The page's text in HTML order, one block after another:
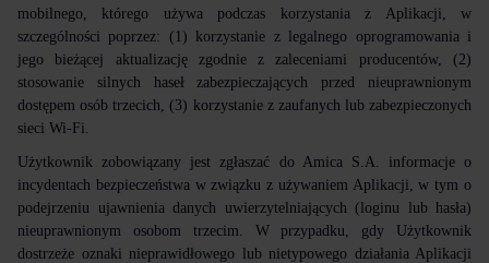
mobilnego, którego używa podczas korzystania z Aplikacji, w
szczególności poprzez: (1) korzystanie z legalnego oprogramowania i
jego bieżącej aktualizację zgodnie z zaleceniami producentów, (2)
stosowanie silnych haseł zabezpieczających przed nieuprawnionym
dostępem osób trzecich, (3) korzystanie z zaufanych lub zabezpieczonych
sieci Wi-Fi.
Użytkownik zobowiązany jest zgłaszać do Amica S.A. informacje o
incydentach bezpieczeństwa w związku z używaniem Aplikacji, w tym o
podejrzeniu ujawnienia danych uwierzytelniających (loginu lub hasła)
nieuprawnionym osobom trzecim. W przypadku, gdy Użytkownik
dostrzeże oznaki nieprawidłowego lub nietypowego działania Aplikacji